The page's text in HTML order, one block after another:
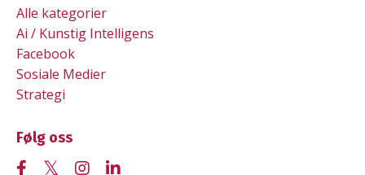
Alle kategorier
Ai / Kunstig Intelligens
Facebook
Sosiale Medier
Strategi
Følg oss